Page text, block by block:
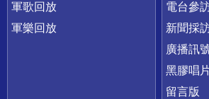
軍歌回放
軍樂回放
電台參
新聞採
廣播訊
黑膠唱
留言版